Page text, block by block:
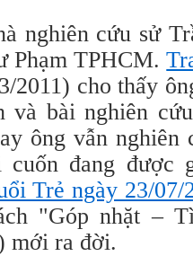
nghiên cứu sử
Phạm TPHCM.
2011) cho thấy
và bài nghiên
ông vẫn nghiên
cuốn đang
Trẻ ngày 23/07/
"Góp nhặt –
mới ra đời.